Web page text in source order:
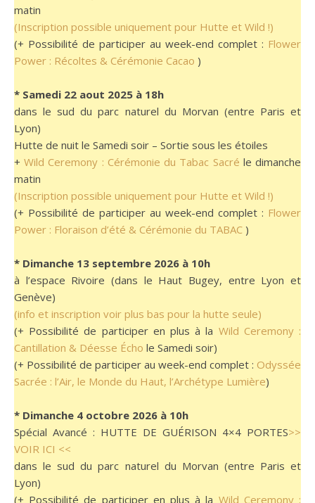
matin
(Inscription possible uniquement pour Hutte et Wild !)
(+ Possibilité de participer au week-end complet : Flower
Power : Récoltes & Cérémonie Cacao )
* Samedi 22 aout 2025 à 18h
dans le sud du parc naturel du Morvan (entre Paris et
Lyon)
Hutte de nuit le Samedi soir – Sortie sous les étoiles
+Wild Ceremony : Cérémonie du Tabac Sacré le dimanche
matin
(Inscription possible uniquement pour Hutte et Wild !)
(+ Possibilité de participer au week-end complet : Flower
Power : Floraison d’été & Cérémonie du TABAC )
* Dimanche 13 septembre 2026 à 10h
à l’espace Rivoire (dans le Haut Bugey, entre Lyon et
Genève)
(info et inscription voir plus bas pour la hutte seule)
(+ Possibilité de participer en plus à la Wild Ceremony :
Cantillation & Déesse Écho le Samedi soir)
(+ Possibilité de participer au week-end complet : Odyssée
Sacrée : l’Air, le Monde du Haut, l’Archétype Lumière)
* Dimanche 4 octobre 2026 à 10h
Spécial Avancé : HUTTE DE GUÉRISON 4×4 PORTES>>
VOIR ICI <<
dans le sud du parc naturel du Morvan (entre Paris et
Lyon)
(+ Possibilité de participer en plus à la Wild Ceremony :